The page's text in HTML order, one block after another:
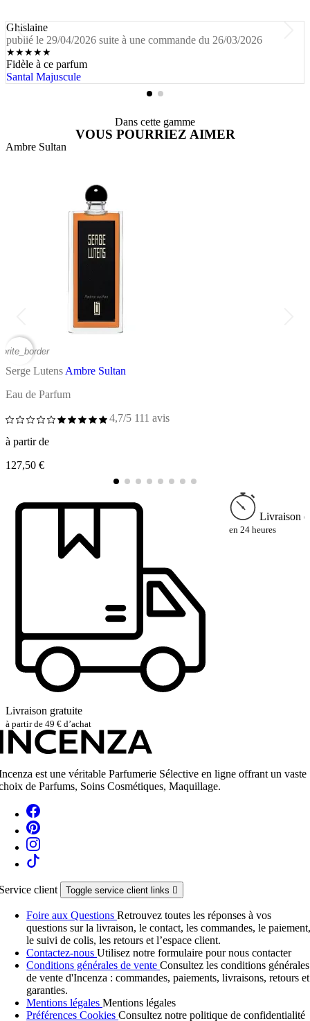
Ghislaine
publié le 29/04/2026 suite à une commande du 26/03/2026
★★★★★
Fidèle à ce parfum
Santal Majuscule
Dans cette gamme
VOUS POURRIEZ AIMER
Ambre Sultan
Serge Lutens Ambre Sultan
Eau de Parfum
4,7/5 111 avis
à partir de
127,50 €
Livraison gratuite
à partir de 49 € d’achat
Livraison
en 24 heures
est une véritable Parfumerie Sélective en ligne offrant un vaste
de Parfums, Soins Cosmétiques, Maquillage.
client Toggle service client links 
Foire aux Questions Retrouvez toutes les réponses à vos
questions sur la livraison, le contact, les commandes, le paiement,
le suivi de colis, les retours et l’espace client.
Contactez-nous Utilisez notre formulaire pour nous contacter
Conditions générales de vente Consultez les conditions générales
de vente d'Incenza : commandes, paiements, livraisons, retours et
garanties.
Mentions légales Mentions légales
Préférences Cookies Consultez notre politique de confidentialité